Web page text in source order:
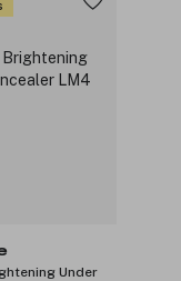
Under